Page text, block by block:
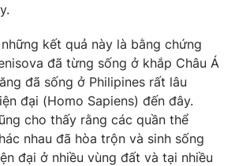
kết quả này là bằng chứng
đã từng sống ở khắp Châu Á
đã sống ở Philipines rất lâu
đại (Homo Sapiens) đến đây.
cho thấy rằng các quần thể
nhau đã hòa trộn và sinh sống
đại ở nhiều vùng đất và tại nhiều